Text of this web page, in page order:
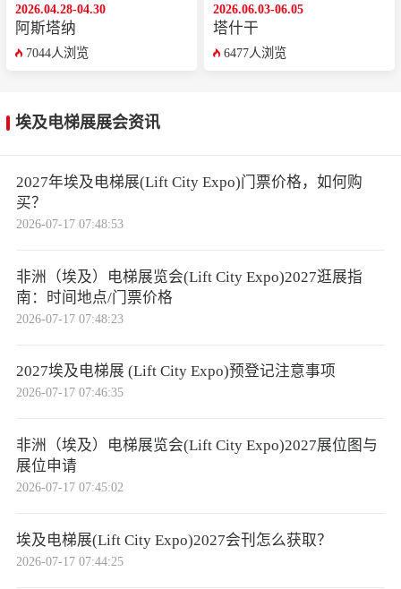
2026.04.28-04.30
阿斯塔纳
7044人浏览
2026.06.03-06.05
‌‌塔什干
6477人浏览
埃及电梯展展会资讯
2027年埃及电梯展(Lift City Expo)门票价格，如何购
买？
2026-07-17 07:48:53
非洲（埃及）电梯展览会(Lift City Expo)2027逛展指
南：时间地点/门票价格
2026-07-17 07:48:23
2027埃及电梯展 (Lift City Expo)预登记注意事项
2026-07-17 07:46:35
非洲（埃及）电梯展览会(Lift City Expo)2027展位图与
展位申请
2026-07-17 07:45:02
埃及电梯展(Lift City Expo)2027会刊怎么获取？
2026-07-17 07:44:25